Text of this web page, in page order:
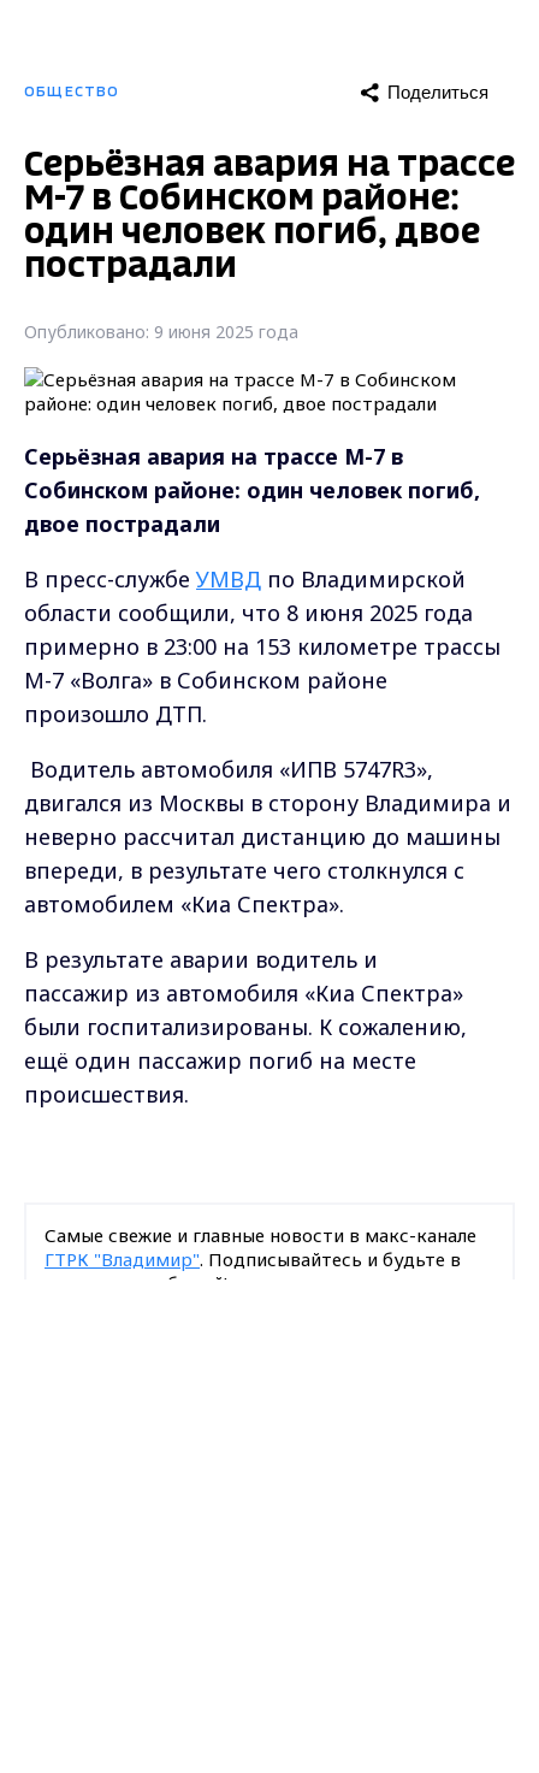
ОБЩЕСТВО Поделиться
Серьёзная авария на трассе
М-7 в Собинском районе:
один человек погиб, двое
пострадали
Опубликовано: 9 июня 2025 года
Серьёзная авария на трассе М-7 в
Собинском районе: один человек погиб,
двое пострадали
В пресс-службеУМВД по Владимирской
области сообщили, что 8 июня 2025 года
примерно в 23:00 на 153 километре трассы
М-7 «Волга» в Собинском районе
произошло ДТП.
Водитель автомобиля «ИПВ 5747R3»,
двигался из Москвы в сторону Владимира и
неверно рассчитал дистанцию до машины
впереди, в результате чего столкнулся с
автомобилем «Киа Спектра».
В результате аварии водитель и
пассажир из автомобиля «Киа Спектра»
были госпитализированы. К сожалению,
ещё один пассажир погиб на месте
происшествия.
Самые свежие и главные новости в макс-канале
ГТРК "Владимир". Подписывайтесь и будьте в
курсе всех событий!